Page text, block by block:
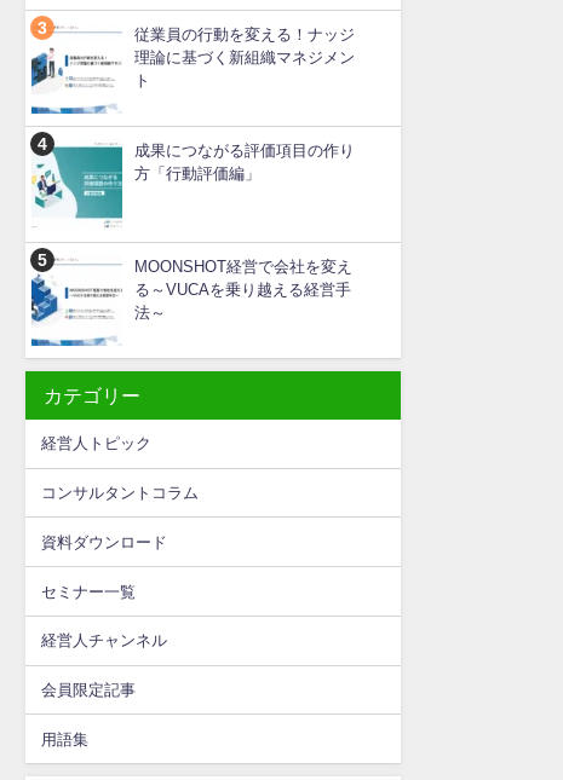
従業員の行動を変える！ナッジ
理論に基づく新組織マネジメン
ト
成果につながる評価項目の作り
方「行動評価編」
MOONSHOT経営で会社を変え
る～VUCAを乗り越える経営手
法～
カテゴリー
経営人トピック
コンサルタントコラム
資料ダウンロード
セミナー一覧
経営人チャンネル
会員限定記事
用語集